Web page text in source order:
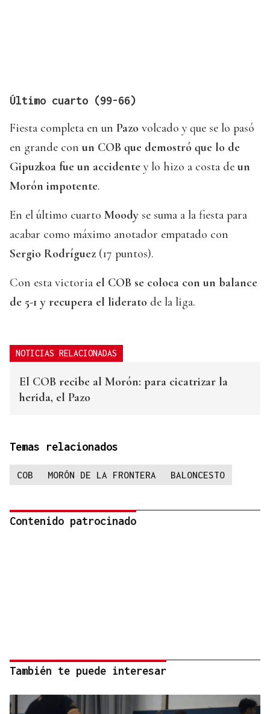
Último cuarto (99-66)
Fiesta completa en un Pazo volcado y que se lo pasó
en grande con un COB que demostró que lo de
Gipuzkoa fue un accidente y lo hizo a costa de un
Morón impotente.
En el último cuarto Moody se suma a la fiesta para
acabar como máximo anotador empatado con
Sergio Rodríguez (17 puntos).
Con esta victoria el COB se coloca con un balance
de 5-1 y recupera el liderato de la liga.
NOTICIAS RELACIONADAS
El COB recibe al Morón: para cicatrizar la
herida, el Pazo
Temas relacionados
COB MORÓN DE LA FRONTERA BALONCESTO
Contenido patrocinado
También te puede interesar